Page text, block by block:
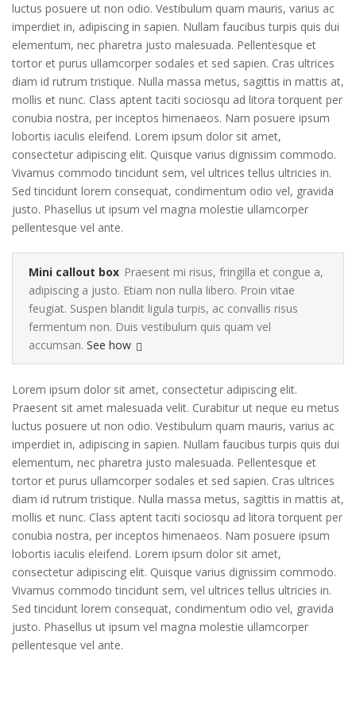
luctus posuere ut non odio. Vestibulum quam mauris, varius ac
imperdiet in, adipiscing in sapien. Nullam faucibus turpis quis dui
elementum, nec pharetra justo malesuada. Pellentesque et
tortor et purus ullamcorper sodales et sed sapien. Cras ultrices
diam id rutrum tristique. Nulla massa metus, sagittis in mattis at,
mollis et nunc. Class aptent taciti sociosqu ad litora torquent per
conubia nostra, per inceptos himenaeos. Nam posuere ipsum
lobortis iaculis eleifend. Lorem ipsum dolor sit amet,
consectetur adipiscing elit. Quisque varius dignissim commodo.
Vivamus commodo tincidunt sem, vel ultrices tellus ultricies in.
Sed tincidunt lorem consequat, condimentum odio vel, gravida
justo. Phasellus ut ipsum vel magna molestie ullamcorper
pellentesque vel ante.
Mini callout box Praesent mi risus, fringilla et congue a,
adipiscing a justo. Etiam non nulla libero. Proin vitae
feugiat. Suspen blandit ligula turpis, ac convallis risus
fermentum non. Duis vestibulum quis quam vel
accumsan. See how
Lorem ipsum dolor sit amet, consectetur adipiscing elit.
Praesent sit amet malesuada velit. Curabitur ut neque eu metus
luctus posuere ut non odio. Vestibulum quam mauris, varius ac
imperdiet in, adipiscing in sapien. Nullam faucibus turpis quis dui
elementum, nec pharetra justo malesuada. Pellentesque et
tortor et purus ullamcorper sodales et sed sapien. Cras ultrices
diam id rutrum tristique. Nulla massa metus, sagittis in mattis at,
mollis et nunc. Class aptent taciti sociosqu ad litora torquent per
conubia nostra, per inceptos himenaeos. Nam posuere ipsum
lobortis iaculis eleifend. Lorem ipsum dolor sit amet,
consectetur adipiscing elit. Quisque varius dignissim commodo.
Vivamus commodo tincidunt sem, vel ultrices tellus ultricies in.
Sed tincidunt lorem consequat, condimentum odio vel, gravida
justo. Phasellus ut ipsum vel magna molestie ullamcorper
pellentesque vel ante.